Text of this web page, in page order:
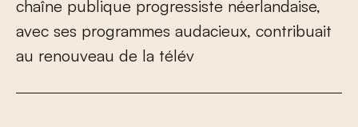
chaîne pub ique progressiste néer andaise,
avec ses programmes audacieux, contribuait
au renouveau de la télév